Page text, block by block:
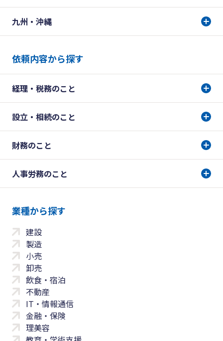
九州・沖縄
依頼内容から探す
経理・税務のこと
設立・相続のこと
財務のこと
人事労務のこと
業種から探す
建設
製造
小売
卸売
飲食・宿泊
不動産
IT・情報通信
金融・保険
理美容